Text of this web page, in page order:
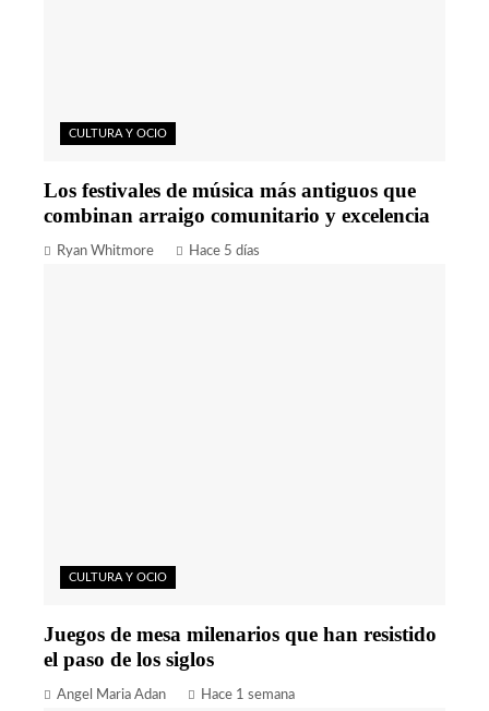
CULTURA Y OCIO
Los festivales de música más antiguos que
combinan arraigo comunitario y excelencia
Ryan Whitmore Hace 5 días
CULTURA Y OCIO
Juegos de mesa milenarios que han resistido
el paso de los siglos
Angel Maria Adan Hace 1 semana